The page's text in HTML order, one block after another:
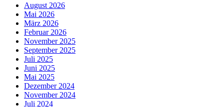
August 2026
Mai 2026
März 2026
Februar 2026
November 2025
September 2025
Juli 2025
Juni 2025
Mai 2025
Dezember 2024
November 2024
Juli 2024